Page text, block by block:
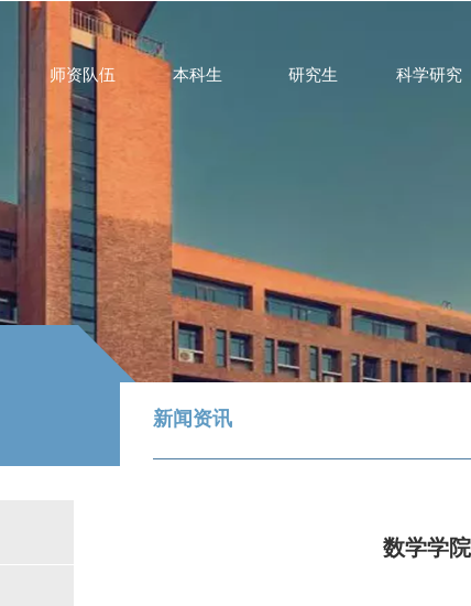
师资队伍 本科生 研究生 科学研究
新闻资讯
数学学